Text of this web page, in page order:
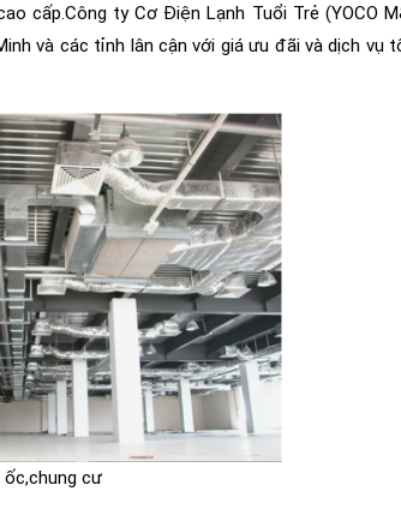
cấp.Công ty Cơ Điện Lạnh Tuổi Trẻ (YOCO
và các tỉnh lân cận với giá ưu đãi và dịch vụ
cư